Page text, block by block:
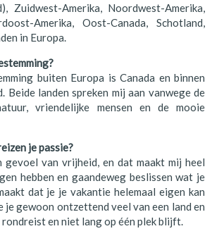
Zuidwest-Amerika, Noordwest-Amerika,
Amerika, Oost-Canada, Schotland,
in Europa.
buiten Europa is Canada en binnen
Beide landen spreken mij aan vanwege de
vriendelijke mensen en de mooie
je passie?
gevoel van vrijheid, en dat maakt mij heel
hebben en gaandeweg beslissen wat je
dat je je vakantie helemaal eigen kan
je gewoon ontzettend veel van een land en
en niet lang op één plek blijft.